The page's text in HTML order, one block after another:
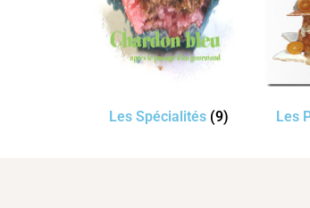
Les Spécialités (9)
Les